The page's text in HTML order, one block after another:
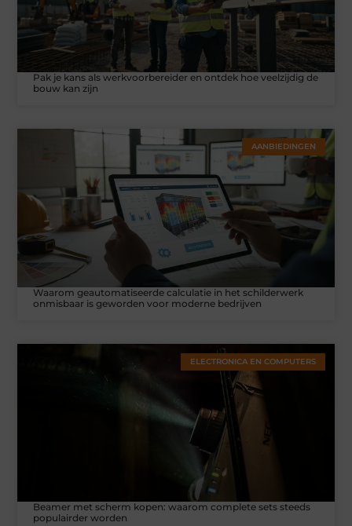
Pak je kans als werkvoorbereider en ontdek hoe veelzijdig de
bouw kan zijn
AANBIEDINGEN
Waarom geautomatiseerde calculatie in het schilderwerk
onmisbaar is geworden voor moderne bedrijven
ELECTRONICA EN COMPUTERS
Beamer met scherm kopen: waarom complete sets steeds
populairder worden